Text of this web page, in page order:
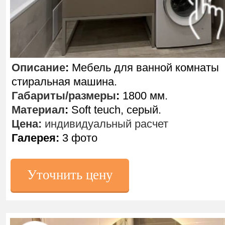
Уточнить цену
Описание: Мебель для ванной комнаты
стиральная машина.
Габариты/размеры: 1800 мм.
Материал: Soft teuch, серый.
Цена: индивидуальный расчет
Галерея: 3 фото